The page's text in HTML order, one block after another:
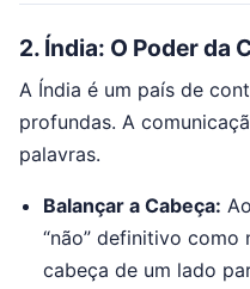
2. Índia: O Poder da
A Índia é um país de
profundas. A
palavras.
Balançar a Cabeça:
“não” definitivo como
cabeça de um lado